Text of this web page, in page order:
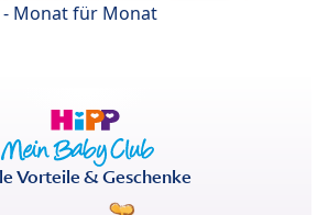
- Monat für Monat
Vorteile & Geschenke